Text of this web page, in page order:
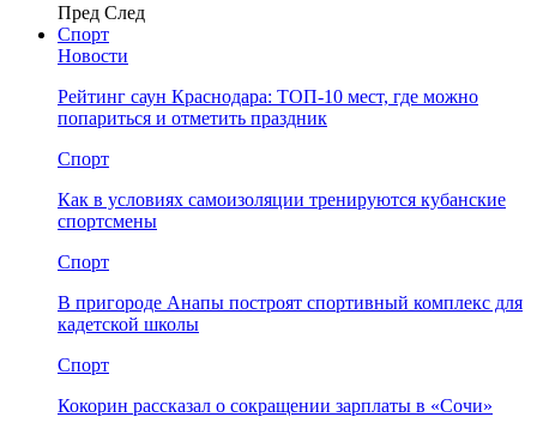
Пред След
Спорт
Новости
Рейтинг саун Краснодара: ТОП-10 мест, где можно
попариться и отметить праздник
Спорт
Как в условиях самоизоляции тренируются кубанские
спортсмены
Спорт
В пригороде Анапы построят спортивный комплекс для
кадетской школы
Спорт
Кокорин рассказал о сокращении зарплаты в «Сочи»